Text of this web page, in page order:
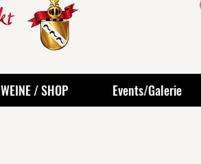
WEINE / SHOP Events/Galerie